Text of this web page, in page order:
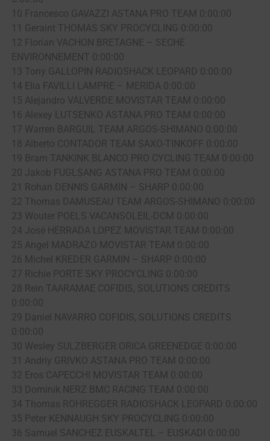
10 Francesco GAVAZZI ASTANA PRO TEAM 0:00:00
11 Geraint THOMAS SKY PROCYCLING 0:00:00
12 Florian VACHON BRETAGNE – SECHE
ENVIRONNEMENT 0:00:00
13 Tony GALLOPIN RADIOSHACK LEOPARD 0:00:00
14 Elia FAVILLI LAMPRE – MERIDA 0:00:00
15 Alejandro VALVERDE MOVISTAR TEAM 0:00:00
16 Alexey LUTSENKO ASTANA PRO TEAM 0:00:00
17 Warren BARGUIL TEAM ARGOS-SHIMANO 0:00:00
18 Alberto CONTADOR TEAM SAXO-TINKOFF 0:00:00
19 Bram TANKINK BLANCO PRO CYCLING TEAM 0:00:00
20 Jakob FUGLSANG ASTANA PRO TEAM 0:00:00
21 Rohan DENNIS GARMIN – SHARP 0:00:00
22 Thomas DAMUSEAU TEAM ARGOS-SHIMANO 0:00:00
23 Wouter POELS VACANSOLEIL-DCM 0:00:00
24 José HERRADA LOPEZ MOVISTAR TEAM 0:00:00
25 Angel MADRAZO MOVISTAR TEAM 0:00:00
26 Michel KREDER GARMIN – SHARP 0:00:00
27 Richie PORTE SKY PROCYCLING 0:00:00
28 Rein TAARAMAE COFIDIS, SOLUTIONS CREDITS
0:00:00
29 Daniel NAVARRO COFIDIS, SOLUTIONS CREDITS
0:00:00
30 Wesley SULZBERGER ORICA GREENEDGE 0:00:00
31 Andriy GRIVKO ASTANA PRO TEAM 0:00:00
32 Eros CAPECCHI MOVISTAR TEAM 0:00:00
33 Dominik NERZ BMC RACING TEAM 0:00:00
34 Thomas ROHREGGER RADIOSHACK LEOPARD 0:00:00
35 Peter KENNAUGH SKY PROCYCLING 0:00:00
36 Samuel SANCHEZ EUSKALTEL – EUSKADI 0:00:00